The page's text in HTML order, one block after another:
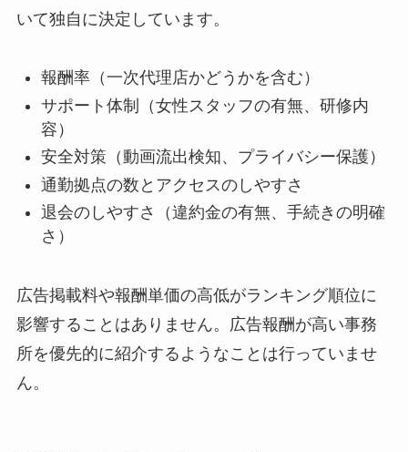
いて独自に決定しています。
報酬率（一次代理店かどうかを含む）
サポート体制（女性スタッフの有無、研修内
容）
安全対策（動画流出検知、プライバシー保護）
通勤拠点の数とアクセスのしやすさ
退会のしやすさ（違約金の有無、手続きの明確
さ）
広告掲載料や報酬単価の高低がランキング順位に
影響することはありません。広告報酬が高い事務
所を優先的に紹介するようなことは行っていませ
ん。